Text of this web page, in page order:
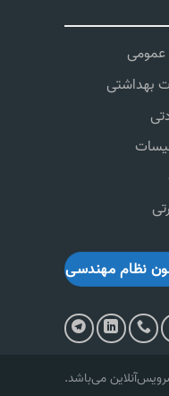
عمومی
بهداشتی
نظام مهندسی
می‌‌باشد.